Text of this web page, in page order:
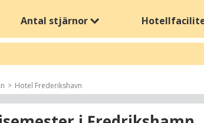
närheten till storstaden Köpenhamn med
idyllen väntar i det sydfynska öhavet!
ett hotell med lagom köravstånd till
för promenader längs några av Vesterhavets
Här kan du också passa på att gränshandla i
familjen, vännerna och den du håller av mest!
Antal stjärnor
Hotel Frederikshavn